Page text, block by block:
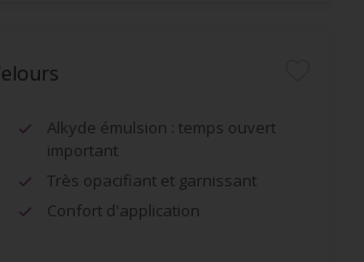
Alkyde émulsion : temps ouvert
important
Très opacifiant et garnissant
Confort d'application